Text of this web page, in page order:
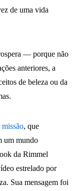
de uma vida
— porque não
anteriores, a
de beleza ou da
, que
um mundo
da Rimmel
estrelado por
Sua mensagem foi